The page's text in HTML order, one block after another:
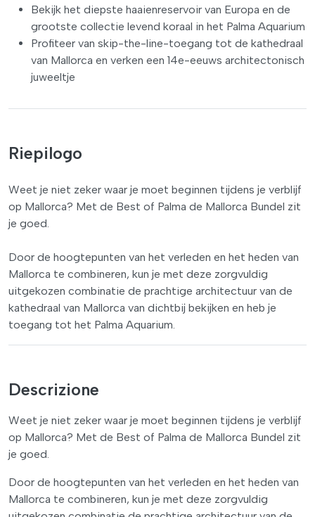
Bekijk het diepste haaienreservoir van Europa en de
grootste collectie levend koraal in het Palma Aquarium
Profiteer van skip-the-line-toegang tot de kathedraal
van Mallorca en verken een 14e-eeuws architectonisch
juweeltje
Riepilogo
Weet je niet zeker waar je moet beginnen tijdens je verblijf
op Mallorca? Met de Best of Palma de Mallorca Bundel zit
je goed.
Door de hoogtepunten van het verleden en het heden van
Mallorca te combineren, kun je met deze zorgvuldig
uitgekozen combinatie de prachtige architectuur van de
kathedraal van Mallorca van dichtbij bekijken en heb je
toegang tot het Palma Aquarium.
Descrizione
Weet je niet zeker waar je moet beginnen tijdens je verblijf
op Mallorca? Met de Best of Palma de Mallorca Bundel zit
je goed.
Door de hoogtepunten van het verleden en het heden van
Mallorca te combineren, kun je met deze zorgvuldig